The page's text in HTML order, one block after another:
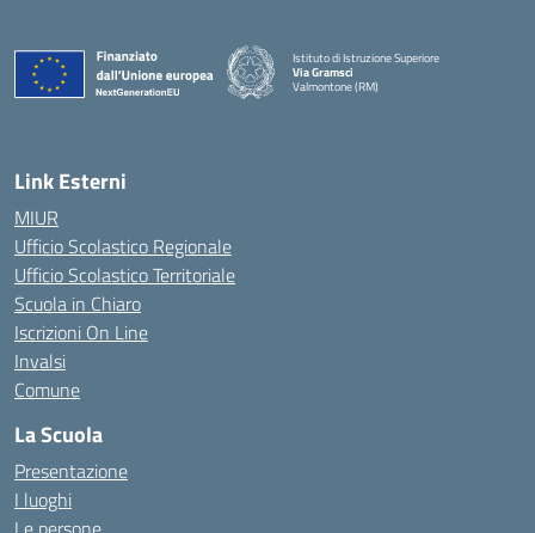
Istituto di Istruzione Superiore
Via Gramsci
Valmontone (RM)
Link Esterni
MIUR
Ufficio Scolastico Regionale
Ufficio Scolastico Territoriale
Scuola in Chiaro
Iscrizioni On Line
Invalsi
Comune
La Scuola
Presentazione
I luoghi